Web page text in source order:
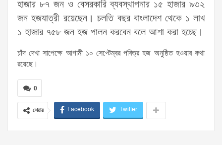
হাজার ৮৭ জন ও বেসরকারি ব্যবস্থাপনার ১৫ হাজার ৯৩২
জন হজযাত্রী রয়েছেন। চলতি বছর বাংলাদেশ থেকে ১ লাখ
১ হাজার ৭৫৮ জন হজ পালন করবেন বলে আশা করা হচ্ছে।
চাঁদ দেখা সাপেক্ষে আগামী ১০ সেপ্টেম্বর পবিত্র হজ অনুষ্ঠিত হওয়ার কথা
রয়েছে।
0
শেয়ার Facebook Twitter